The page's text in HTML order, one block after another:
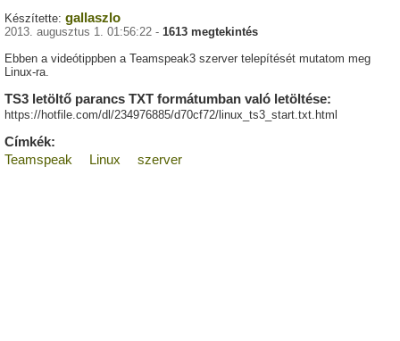
Készítette: gallaszlo
2013. augusztus 1. 01:56:22 - 1613 megtekintés
Ebben a videótippben a Teamspeak3 szerver telepítését mutatom meg
Linux-ra.
TS3 letöltő parancs TXT formátumban való letöltése:
https://hotfile.com/dl/234976885/d70cf72/linux_ts3_start.txt.html
Címkék:
Teamspeak
Linux szerver